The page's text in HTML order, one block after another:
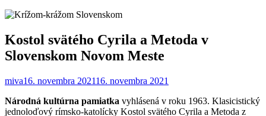
Kostol svätého Cyrila a Metoda v
Slovenskom Novom Meste
miva16. novembra 202116. novembra 2021
Národná kultúrna pamiatka vyhlásená v roku 1963. Klasicistický
jednoloďový rímsko-katolícky Kostol svätého Cyrila a Metoda z